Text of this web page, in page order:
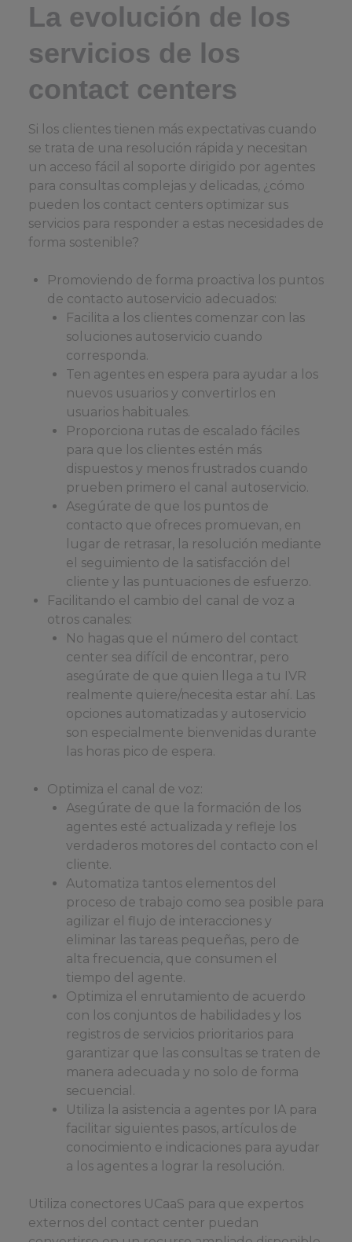
La evolución de los
servicios de los
contact centers
Si los clientes tienen más expectativas cuando
se trata de una resolución rápida y necesitan
un acceso fácil al soporte dirigido por agentes
para consultas complejas y delicadas, ¿cómo
pueden los contact centers optimizar sus
servicios para responder a estas necesidades de
forma sostenible?
Promoviendo de forma proactiva los puntos
de contacto autoservicio adecuados:
Facilita a los clientes comenzar con las
soluciones autoservicio cuando
corresponda.
Ten agentes en espera para ayudar a los
nuevos usuarios y convertirlos en
usuarios habituales.
Proporciona rutas de escalado fáciles
para que los clientes estén más
dispuestos y menos frustrados cuando
prueben primero el canal autoservicio.
Asegúrate de que los puntos de
contacto que ofreces promuevan, en
lugar de retrasar, la resolución mediante
el seguimiento de la satisfacción del
cliente y las puntuaciones de esfuerzo.
Facilitando el cambio del canal de voz a
otros canales:
No hagas que el número del contact
center sea difícil de encontrar, pero
asegúrate de que quien llega a tu IVR
realmente quiere/necesita estar ahí. Las
opciones automatizadas y autoservicio
son especialmente bienvenidas durante
las horas pico de espera.
Optimiza el canal de voz:
Asegúrate de que la formación de los
agentes esté actualizada y refleje los
verdaderos motores del contacto con el
cliente.
Automatiza tantos elementos del
proceso de trabajo como sea posible para
agilizar el flujo de interacciones y
eliminar las tareas pequeñas, pero de
alta frecuencia, que consumen el
tiempo del agente.
Optimiza el enrutamiento de acuerdo
con los conjuntos de habilidades y los
registros de servicios prioritarios para
garantizar que las consultas se traten de
manera adecuada y no solo de forma
secuencial.
Utiliza la asistencia a agentes por IA para
facilitar siguientes pasos, artículos de
conocimiento e indicaciones para ayudar
a los agentes a lograr la resolución.
Utiliza conectores UCaaS para que expertos
externos del contact center puedan